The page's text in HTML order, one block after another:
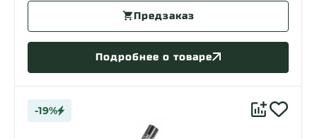
Предзаказ
Подробнее о товаре
-19%